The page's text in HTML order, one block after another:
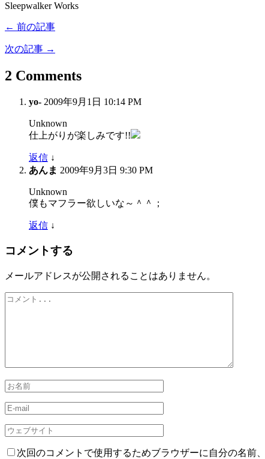
Sleepwalker Works
← 前の記事
次の記事 →
2 Comments
yo- 2009年9月1日 10:14 PM
Unknown
仕上がりが楽しみです!!
返信 ↓
あんま 2009年9月3日 9:30 PM
Unknown
僕もマフラー欲しいな～＾＾；
返信 ↓
コメントする
メールアドレスが公開されることはありません。
次回のコメントで使用するためブラウザーに自分の名前